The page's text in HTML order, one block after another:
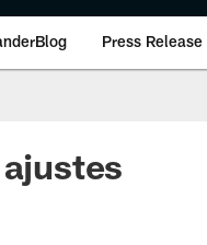
Press Release